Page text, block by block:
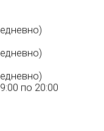
по 20:00